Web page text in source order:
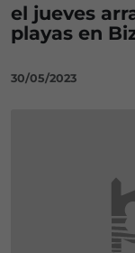
el jueves
playas en
30/05/2023